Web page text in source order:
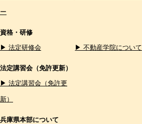
ー
資格・研修
▶ 法定研修会
▶ 不動産学院について
法定講習会（免許更新）
▶ 法定講習会（免許更
新）
兵庫県本部について